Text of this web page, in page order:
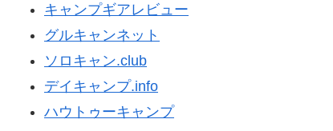
キャンプギアレビュー
グルキャンネット
ソロキャン.club
デイキャンプ.info
ハウトゥーキャンプ